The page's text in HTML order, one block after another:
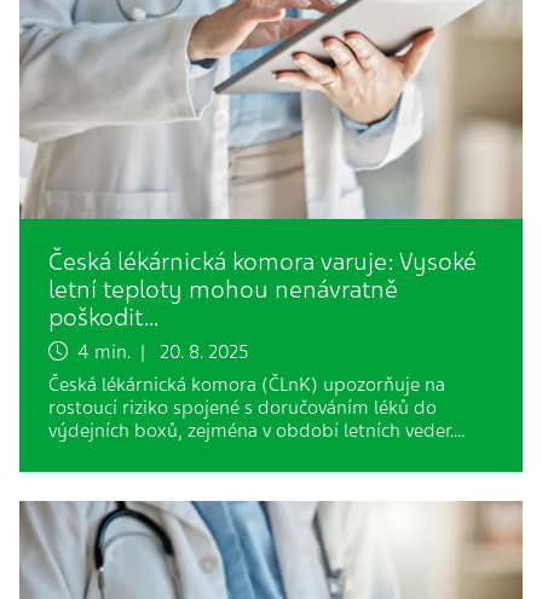
Česká lékárnická komora varuje: Vysoké
letní teploty mohou nenávratně
poškodit…
4 min. | 20. 8. 2025
Česká lékárnická komora (ČLnK) upozorňuje na
rostoucí riziko spojené s doručováním léků do
výdejních boxů, zejména v období letních veder.…